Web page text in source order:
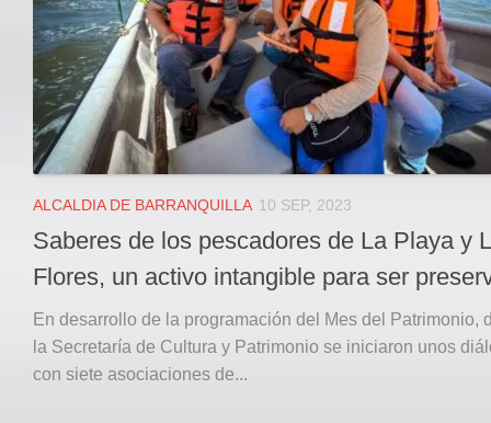
ALCALDIA DE BARRANQUILLA 10 SEP, 2023
Saberes de los pescadores de La Playa y
Flores, un activo intangible para ser
En desarrollo de la programación del Mes del Patrimonio,
la Secretaría de Cultura y Patrimonio se iniciaron unos
con siete asociaciones de...